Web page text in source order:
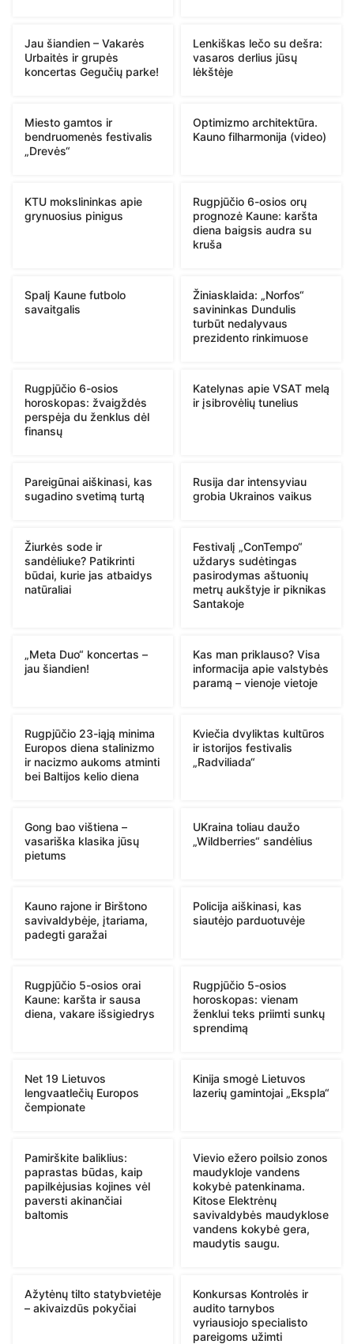
Jau šiandien – Vakarės
Urbaitės ir grupės
koncertas Gegučių parke!
Lenkiškas lečo su dešra:
vasaros derlius jūsų
lėkštėje
Miesto gamtos ir
bendruomenės festivalis
„Drevės“
Optimizmo architektūra.
Kauno filharmonija (video)
KTU mokslininkas apie
grynuosius pinigus
Rugpjūčio 6-osios orų
prognozė Kaune: karšta
diena baigsis audra su
kruša
Spalį Kaune futbolo
savaitgalis
Žiniasklaida: „Norfos“
savininkas Dundulis
turbūt nedalyvaus
prezidento rinkimuose
Rugpjūčio 6-osios
horoskopas: žvaigždės
perspėja du ženklus dėl
finansų
Katelynas apie VSAT melą
ir įsibrovėlių tunelius
Pareigūnai aiškinasi, kas
sugadino svetimą turtą
Rusija dar intensyviau
grobia Ukrainos vaikus
Žiurkės sode ir
sandėliuke? Patikrinti
būdai, kurie jas atbaidys
natūraliai
Festivalį „ConTempo“
uždarys sudėtingas
pasirodymas aštuonių
metrų aukštyje ir piknikas
Santakoje
„Meta Duo“ koncertas –
jau šiandien!
Kas man priklauso? Visa
informacija apie valstybės
paramą – vienoje vietoje
Rugpjūčio 23-iąją minima
Europos diena stalinizmo
ir nacizmo aukoms atminti
bei Baltijos kelio diena
Kviečia dvyliktas kultūros
ir istorijos festivalis
„Radviliada“
Gong bao vištiena –
vasariška klasika jūsų
pietums
UKraina toliau daužo
„Wildberries“ sandėlius
Kauno rajone ir Birštono
savivaldybėje, įtariama,
padegti garažai
Policija aiškinasi, kas
siautėjo parduotuvėje
Rugpjūčio 5-osios orai
Kaune: karšta ir sausa
diena, vakare išsigiedrys
Rugpjūčio 5-osios
horoskopas: vienam
ženklui teks priimti sunkų
sprendimą
Net 19 Lietuvos
lengvaatlečių Europos
čempionate
Kinija smogė Lietuvos
lazerių gamintojai „Ekspla“
Pamirškite baliklius:
paprastas būdas, kaip
papilkėjusias kojines vėl
paversti akinančiai
baltomis
Vievio ežero poilsio zonos
maudykloje vandens
kokybė patenkinama.
Kitose Elektrėnų
savivaldybės maudyklose
vandens kokybė gera,
maudytis saugu.
Ažytėnų tilto statybvietėje
– akivaizdūs pokyčiai
Konkursas Kontrolės ir
audito tarnybos
vyriausiojo specialisto
pareigoms užimti